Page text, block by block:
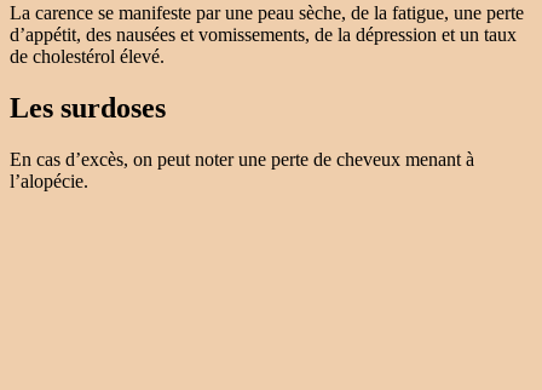
La carence se manifeste par une peau sèche, de la fatigue, une perte
d’appétit, des nausées et vomissements, de la dépression et un taux
de cholestérol élevé.
Les surdoses
En cas d’excès, on peut noter une perte de cheveux menant à
l’alopécie.